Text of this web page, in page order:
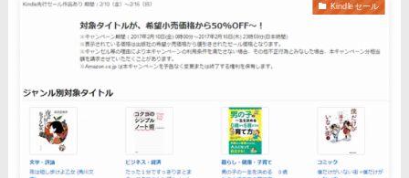
Kindleセール